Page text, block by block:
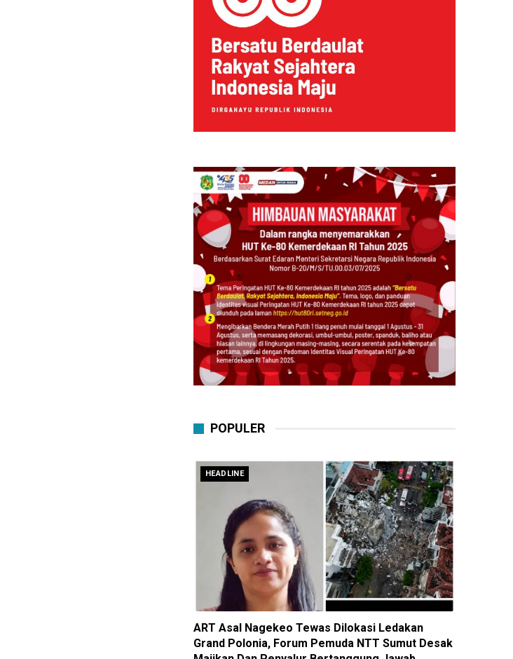
POPULER
HEADLINE
ART Asal Nagekeo Tewas Dilokasi Ledakan
Grand Polonia, Forum Pemuda NTT Sumut Desak